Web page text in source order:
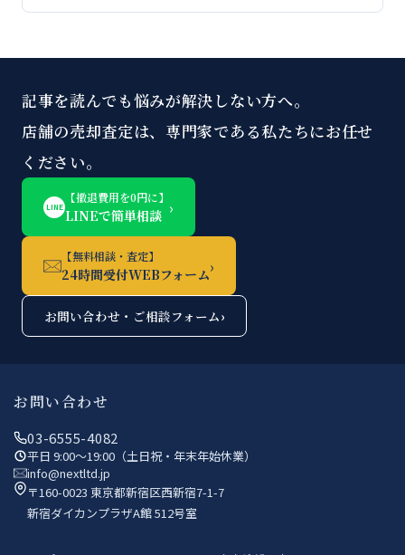
記事を読んでも悩みが解決しない方へ。
店舗の売却査定は、専門家である私たちにお任せ
ください。
LINE
【撤退費用を0円に】
LINEで簡単相談 ›
【無料相談・査定】
24時間受付WEBフォーム›
お問い合わせ・ご相談フォーム›
お問い合わせ
03-6555-4082
平日 9:00〜19:00（土日祝・年末年始休業）
info@nextltd.jp
〒160-0023 東京都新宿区西新宿7-1-7
新宿ダイカンプラザA館 512号室